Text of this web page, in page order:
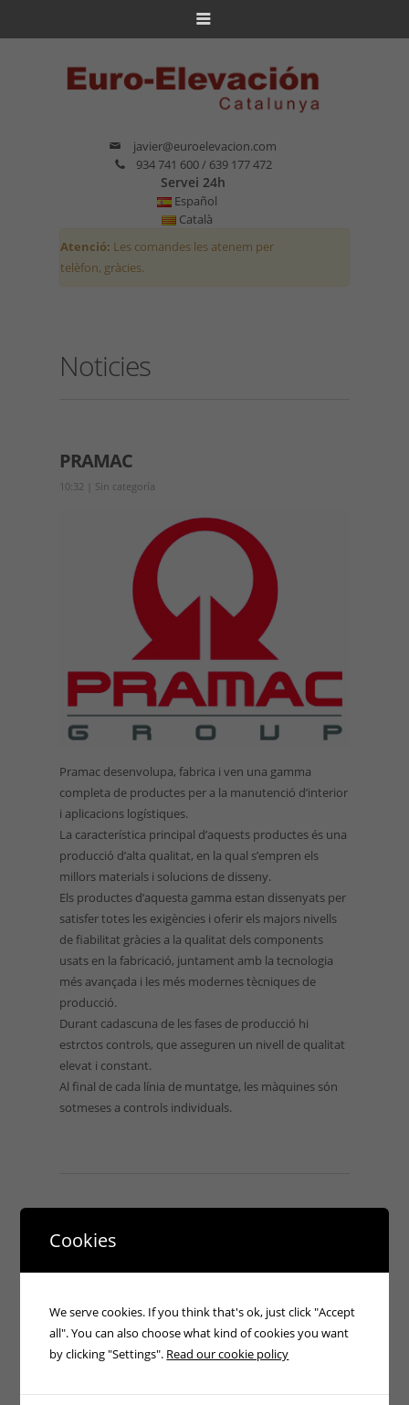
javier@euroelevacion.com
934 741 600 / 639 177 472
Servei 24h
Español
Català
Atenció: Les comandes les atenem per
telèfon, gràcies.
Noticies
PRAMAC
10:32 Sin categoría
Pramac desenvolupa, fabrica i ven una gamma
completa de productes per a la manutenció d’interior
i aplicacions logístiques.
La característica principal d’aquests productes és una
producció d’alta qualitat, en la qual s’empren els
millors materials i solucions de disseny.
Els productes d’aquesta gamma estan dissenyats per
satisfer totes les exigències i oferir els majors nivells
de fiabilitat gràcies a la qualitat dels components
usats en la fabricació, juntament amb la tecnologia
més avançada i les més modernes tècniques de
producció.
Durant cadascuna de les fases de producció hi
estrctos controls, que asseguren un nivell de qualitat
elevat i constant.
Al final de cada línia de muntatge, les màquines són
sotmeses a controls individuals.
ATENCIÓ 24H
Cookies
We serve cookies. If you think that's ok, just click "Accept
all". You can also choose what kind of cookies you want
by clicking "Settings". Read our cookie policy